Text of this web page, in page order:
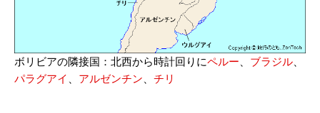
ボリビアの隣接国：北西から時計回りにペルー ブラジル
パラグアイ
アルゼンチン チリ